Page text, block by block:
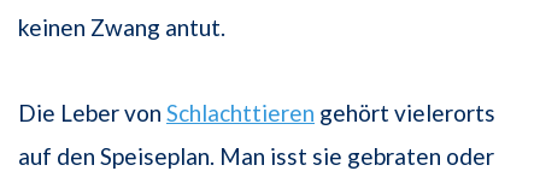
keinen Zwang antut.
Die Leber von Schlachttieren gehört vielerorts
auf den Speiseplan. Man isst sie gebraten oder